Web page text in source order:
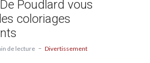
Poudlard vous
coloriages
de lecture Divertissement